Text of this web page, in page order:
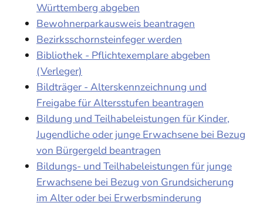
Württemberg abgeben
Bewohnerparkausweis beantragen
Bezirksschornsteinfeger werden
Bibliothek - Pflichtexemplare abgeben
(Verleger)
Bildträger - Alterskennzeichnung und
Freigabe für Altersstufen beantragen
Bildung und Teilhabeleistungen für Kinder,
Jugendliche oder junge Erwachsene bei Bezug
von Bürgergeld beantragen
Bildungs- und Teilhabeleistungen für junge
Erwachsene bei Bezug von Grundsicherung
im Alter oder bei Erwerbsminderung